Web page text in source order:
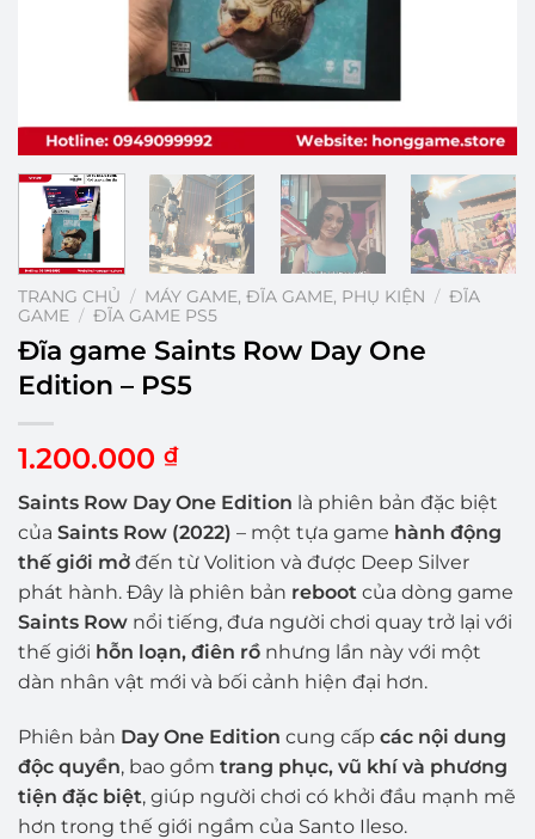
TRANG CHỦ / MÁY GAME, ĐĨA GAME, PHỤ KIỆN / ĐĨA
GAME / ĐĨA GAME PS5
Đĩa game Saints Row Day One
Edition – PS5
1.200.000 ₫
Saints Row Day One Edition là phiên bản đặc biệt
của Saints Row (2022) – một tựa game hành động
thế giới mở đến từ Volition và được Deep Silver
phát hành. Đây là phiên bản reboot của dòng game
Saints Row nổi tiếng, đưa người chơi quay trở lại với
thế giới hỗn loạn, điên rồ nhưng lần này với một
dàn nhân vật mới và bối cảnh hiện đại hơn.
Phiên bản Day One Edition cung cấp các nội dung
độc quyền, bao gồm trang phục, vũ khí và phương
tiện đặc biệt, giúp người chơi có khởi đầu mạnh mẽ
hơn trong thế giới ngầm của Santo Ileso.